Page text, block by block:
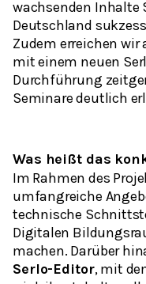
wachsenden Inhalte
Deutschland
Zudem erreichen wir
mit einem neuen
Durchführung
Seminare deutlich
Was heißt das
Im Rahmen des
umfangreiche
technische
Digitalen
machen. Darüber
Serlo-Editor, mit